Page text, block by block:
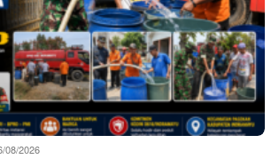
08/2026